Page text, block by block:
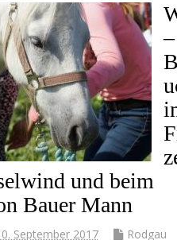
und beim
Bauer Mann
September 2017 Rodgau